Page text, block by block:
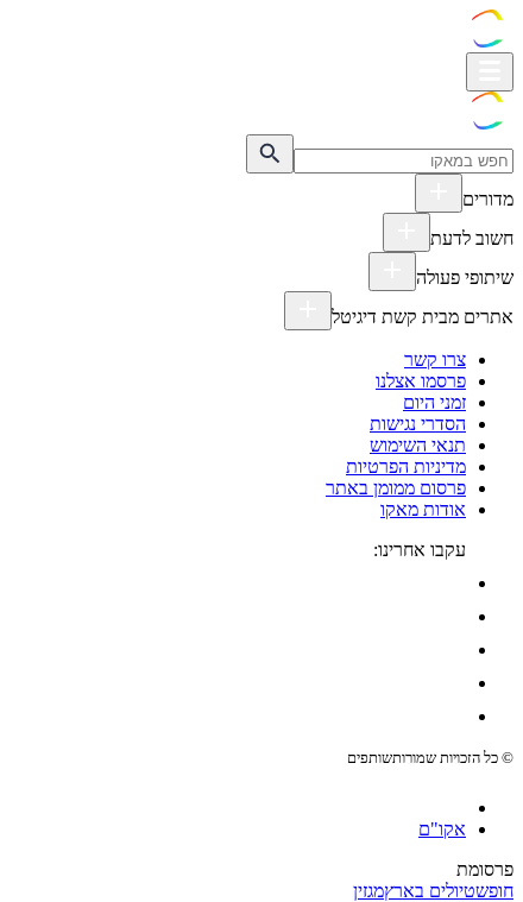
מדורים
חשוב לדעת
שיתופי פעולה
אתרים מבית קשת דיגיטל
צרו קשר
פרסמו אצלנו
זמני היום
הסדרי נגישות
תנאי השימוש
מדיניות הפרטיות
פרסום ממומן באתר
אודות מאקו
עקבו אחרינו:
© כל הזכויות שמורותשותפים
אקו"ם
פרסומת
חופשטיולים בארץמגזין